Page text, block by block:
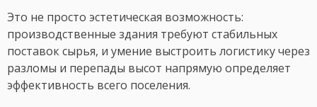
Это не просто эстетическая возможность:
производственные здания требуют стабильных
поставок сырья, и умение выстроить логистику через
разломы и перепады высот напрямую определяет
эффективность всего поселения.